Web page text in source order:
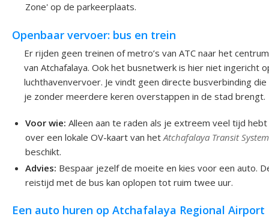
Zone' op de parkeerplaats.
Openbaar vervoer: bus en trein
Er rijden geen treinen of metro’s van ATC naar het centrum
van Atchafalaya. Ook het busnetwerk is hier niet ingericht
luchthavenvervoer. Je vindt geen directe busverbinding die
je zonder meerdere keren overstappen in de stad brengt.
Voor wie: Alleen aan te raden als je extreem veel tijd
over een lokale OV-kaart van hetAtchafalaya Transit System
beschikt.
Advies: Bespaar jezelf de moeite en kies voor een auto.
reistijd met de bus kan oplopen tot ruim twee uur.
Een auto huren op Atchafalaya Regional Airport